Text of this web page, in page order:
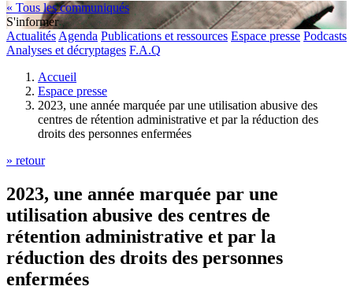
« Tous les communiqués
S'informer
Actualités Agenda Publications et ressources Espace presse Podcasts
Analyses et décryptages F.A.Q
Accueil
Espace presse
2023, une année marquée par une utilisation abusive des
centres de rétention administrative et par la réduction des
droits des personnes enfermées
» retour
2023, une année marquée par une
utilisation abusive des centres de
rétention administrative et par la
réduction des droits des personnes
enfermées